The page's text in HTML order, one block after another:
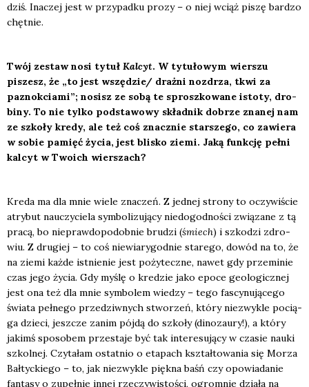
dziś. Ina­czej jest w przy­pad­ku pro­zy – o niej wciąż piszę bar­dzo
chęt­nie.
Twój zestaw nosi tytuł Kal­cyt. W tytu­ło­wym wier­szu
piszesz, że „to jest wszędzie/ draż­ni noz­drza, tkwi za
paznok­cia­mi”; nosisz ze sobą te sprosz­ko­wa­ne isto­ty, dro­
bi­ny. To nie tyl­ko pod­sta­wo­wy skład­nik dobrze zna­nej nam
ze szko­ły kre­dy, ale też coś znacz­nie star­sze­go, co zawie­ra
w sobie pamięć życia, jest bli­sko zie­mi. Jaką funk­cję peł­ni
kal­cyt w Two­ich wier­szach?
Kre­da ma dla mnie wie­le zna­czeń. Z jed­nej stro­ny to oczy­wi­ście
atry­but nauczy­cie­la sym­bo­li­zu­ją­cy nie­do­god­no­ści zwią­za­ne z tą
pra­cą, bo nie­praw­do­po­dob­nie bru­dzi (śmiech) i szko­dzi zdro­
wiu. Z dru­giej – to coś nie­wia­ry­god­nie sta­re­go, dowód na to, że
na zie­mi każ­de ist­nie­nie jest poży­tecz­ne, nawet gdy prze­mi­nie
czas jego życia. Gdy myślę o kre­dzie jako epo­ce geo­lo­gicz­nej
jest ona też dla mnie sym­bo­lem wie­dzy – tego fascy­nu­ją­ce­go
świa­ta peł­ne­go prze­dziw­nych stwo­rzeń, któ­ry nie­zwy­kle pocią­
ga dzie­ci, jesz­cze zanim pój­dą do szko­ły (dino­zau­ry!), a któ­ry
jakimś spo­so­bem prze­sta­je być tak inte­re­su­ją­cy w cza­sie nauki
szkol­nej. Czy­ta­łam ostat­nio o eta­pach kształ­to­wa­nia się Morza
Bał­tyc­kie­go – to, jak nie­zwy­kle pięk­na baśń czy opo­wia­da­nie
fan­ta­sy o zupeł­nie innej rze­czy­wi­sto­ści, ogrom­nie dzia­ła na